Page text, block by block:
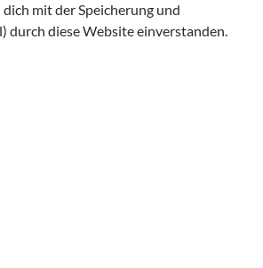
mit der Speicherung und
durch diese Website einverstanden.